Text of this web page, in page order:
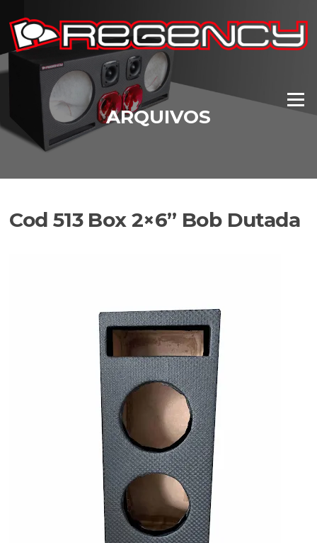
para
conteúdo
Menu
ARQUIVOS
Cod 513 Box 2×6” Bob Dutada